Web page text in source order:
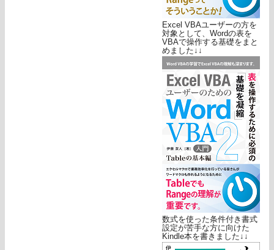
Excel VBAユーザーの方を
対象として、Wordの表を
VBAで操作する基礎をまと
めました↓↓
数式を使った条件付き書式
設定が苦手な方に向けた
Kindle本を書きました↓↓